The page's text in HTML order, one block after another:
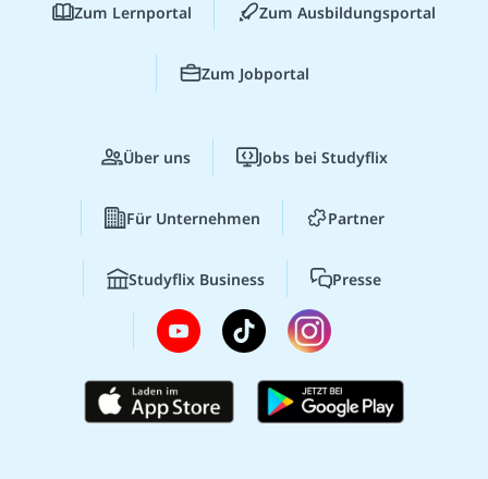
Zum Lernportal Zum Ausbildungsportal
Zum Jobportal
Über uns Jobs bei Studyflix
Für Unternehmen Partner
Studyflix Business Presse